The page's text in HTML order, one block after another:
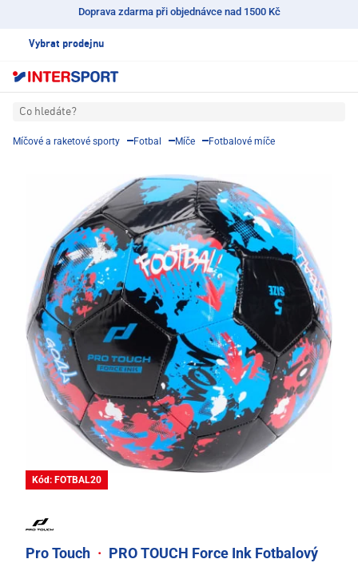
Doprava zdarma při objednávce nad 1500 Kč
Vybrat prodejnu
Co hledáte?
Míčové a raketové sporty Fotbal Míče Fotbalové míče
Kód: FOTBAL20
Pro Touch · PRO TOUCH Force Ink Fotbalový